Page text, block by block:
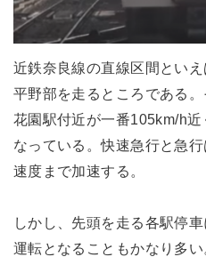
近鉄奈良線の直線区間とい
平野部を走るところである
花園駅付近が一番105km/h
なっている。快速急行と急
速度まで加速する。
しかし、先頭を走る各駅停
運転となることもかなり多